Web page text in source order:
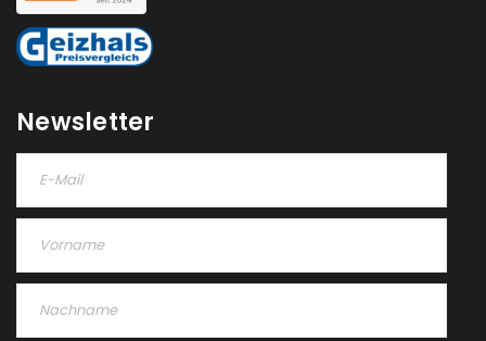
Newsletter